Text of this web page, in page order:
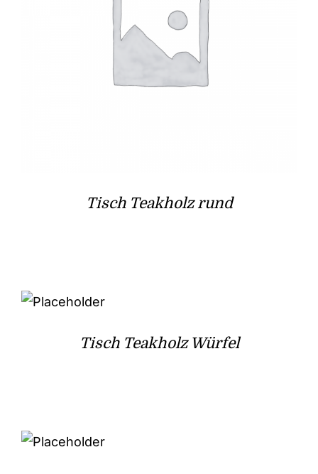
Tisch Teakholz rund
Tisch Teakholz Würfel